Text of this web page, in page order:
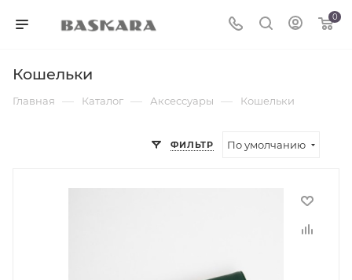
0
Кошельки
Главная — Каталог — Аксессуары — Кошельки
ФИЛЬТР По умолчанию